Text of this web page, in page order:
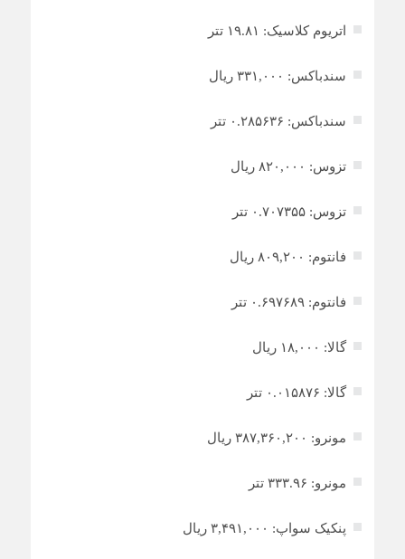
اتریوم کلاسیک: ۱۹.۸۱ تتر
سندباکس: ۳۳۱,۰۰۰ ریال
سندباکس: ۰.۲۸۵۶۳۶ تتر
تزوس: ۸۲۰,۰۰۰ ریال
تزوس: ۰.۷۰۷۳۵۵ تتر
فانتوم: ۸۰۹,۲۰۰ ریال
فانتوم: ۰.۶۹۷۶۸۹ تتر
گالا: ۱۸,۰۰۰ ریال
گالا: ۰.۰۱۵۸۷۶ تتر
مونرو: ۳۸۷,۳۶۰,۲۰۰ ریال
مونرو: ۳۳۳.۹۶ تتر
پنکیک سواپ: ۳,۴۹۱,۰۰۰ ریال